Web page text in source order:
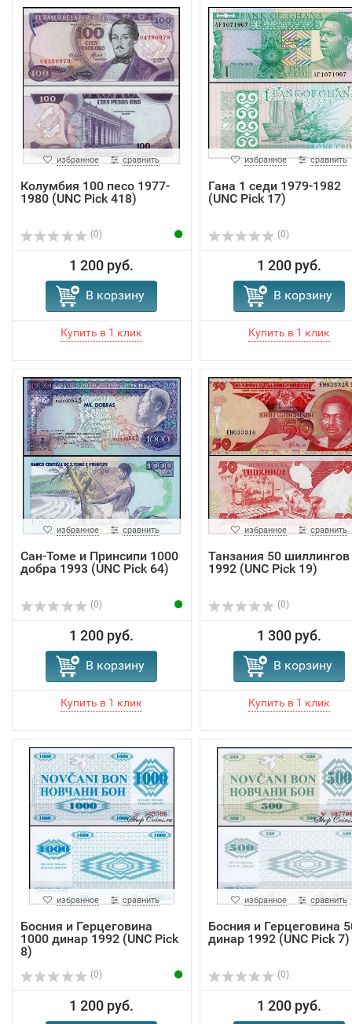
избранное сравнить
Колумбия 100 песо 1977-
1980 (UNC Pick 418)
(0)
1 200 руб.
В корзину
избранное сравнить
Гана 1 седи 1979-1982
(UNC Pick 17)
(0)
1 200 руб.
В корзину
избранное сравнить
Сан-Томе и Принсипи 1000
добра 1993 (UNC Pick 64)
(0)
1 200 руб.
В корзину
избранное сравнить
Танзания 50 шиллингов
1992 (UNC Pick 19)
(0)
1 300 руб.
В корзину
избранное сравнить
Босния и Герцеговина
1000 динар 1992 (UNC Pick
8)
(0)
1 200 руб.
избранное сравнить
Босния и Герцеговина
динар 1992 (UNC Pick 7)
(0)
1 200 руб.